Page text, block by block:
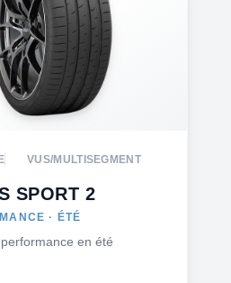
VUS/MULTISEGMENT
SPORT 2
· ÉTÉ
en été